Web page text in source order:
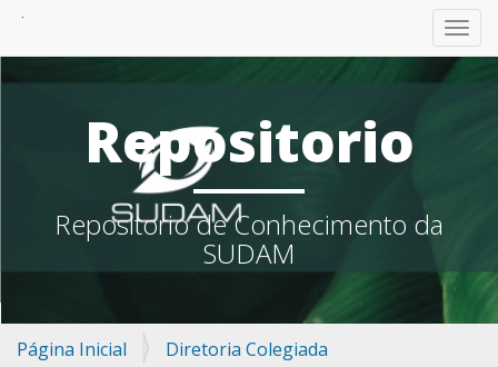
Repositorio
Repositorio de Conhecimento da
SUDAM
Página Inicial
Diretoria Colegiada